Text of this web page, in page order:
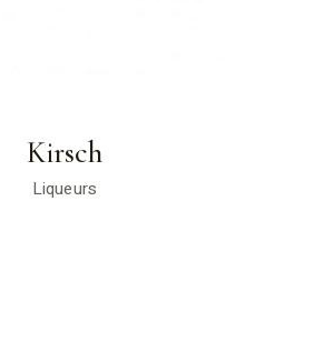
Kirsch
Liqueurs